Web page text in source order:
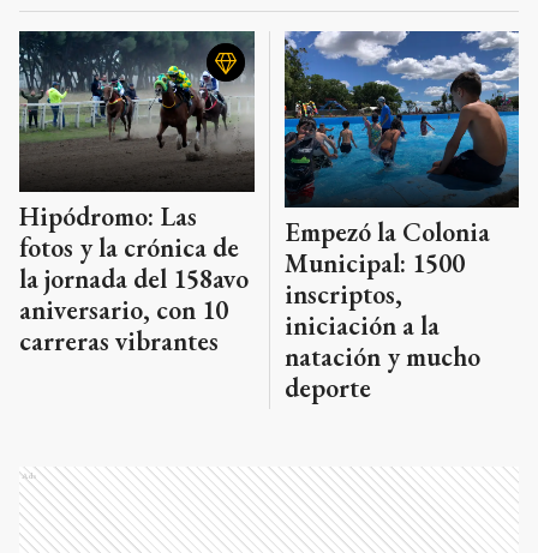
Hipódromo: Las
fotos y la crónica de
la jornada del 158avo
aniversario, con 10
carreras vibrantes
Empezó la Colonia
Municipal: 1500
inscriptos,
iniciación a la
natación y mucho
deporte
Ads